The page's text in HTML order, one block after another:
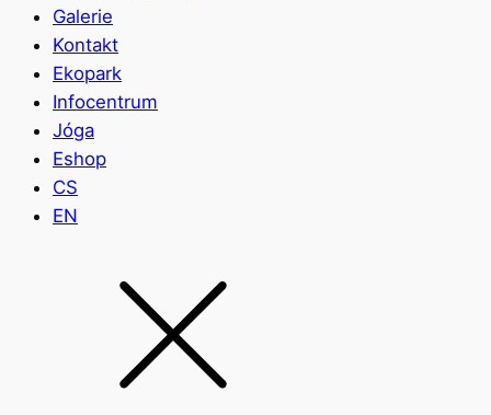
Galerie
Kontakt
Ekopark
Infocentrum
Jóga
Eshop
CS
EN